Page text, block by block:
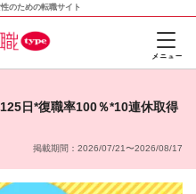
のための転職サイト
日*復職率100％*10連休取得
掲載期間：2026/07/21〜2026/08/17